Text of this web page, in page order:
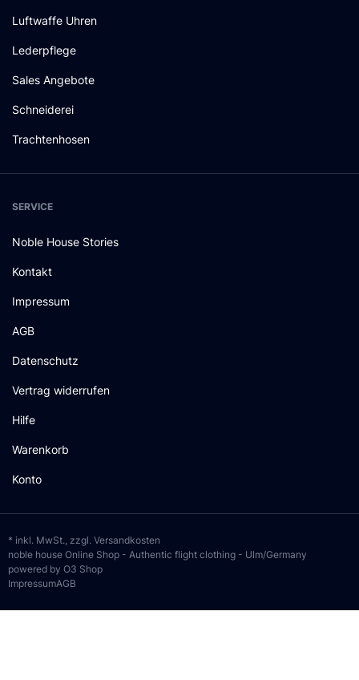
Luftwaffe Uhren
Lederpflege
Sales Angebote
Schneiderei
Trachtenhosen
SERVICE
Noble House Stories
Kontakt
Impressum
AGB
Datenschutz
Vertrag widerrufen
Hilfe
Warenkorb
Konto
* inkl. MwSt., zzgl. Versandkosten
noble house Online Shop - Authentic flight clothing - Ulm/Germany
powered by O3 Shop
ImpressumAGB